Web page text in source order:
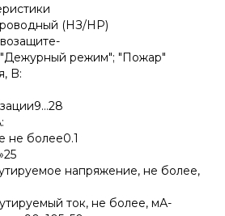
(НЗ/НР)
режим″; ″Пожар″
B:
не более0.1
напряжение, не более,
ток, не более, мА-